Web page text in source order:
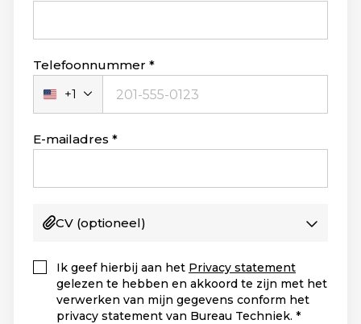
Telefoonnummer
Verenigde
Staten
+1
+1
E-mailadres
CV (optioneel)
Ik geef hierbij aan het Privacy statement
gelezen te hebben en akkoord te zijn met het
verwerken van mijn gegevens conform het
privacy statement van Bureau Techniek.